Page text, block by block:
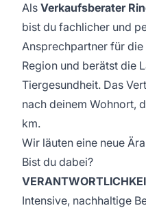
Als Verkaufsberater
bist du fachlicher und
Ansprechpartner für
Region und berätst die
Tiergesundheit. Das
nach deinem Wohnort,
km.
Wir läuten eine neue
Bist du dabei?
Intensive, nachhaltige